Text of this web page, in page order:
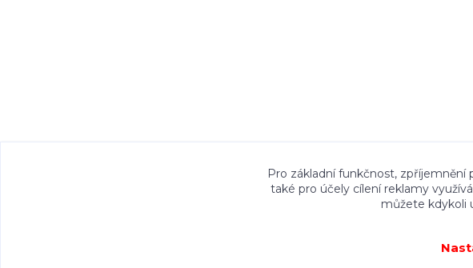
Veškeré fotografie, grafické návrhy, vizualizace a textový obsah
právem. Jejich použití bez předchozího písemného souhlasu
Pro základní funkčnost, zpříjemnění
také pro účely cílení reklamy
můžete kdykoli